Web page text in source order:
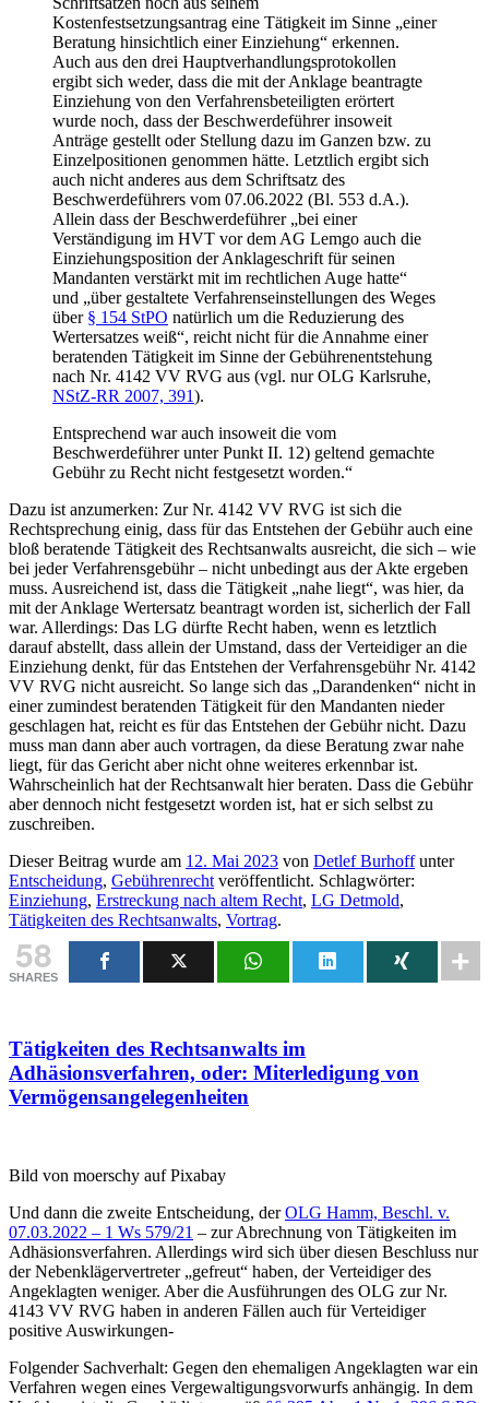
Kostenfestsetzungsantrag eine Tätigkeit im Sinne „einer
Beratung hinsichtlich einer Einziehung“ erkennen.
Auch aus den drei Hauptverhandlungsprotokollen
ergibt sich weder, dass die mit der Anklage beantragte
Einziehung von den Verfahrensbeteiligten erörtert
wurde noch, dass der Beschwerdeführer insoweit
Anträge gestellt oder Stellung dazu im Ganzen bzw. zu
Einzelpositionen genommen hätte. Letztlich ergibt sich
auch nicht anderes aus dem Schriftsatz des
Beschwerdeführers vom 07.06.2022 (Bl. 553 d.A.).
Allein dass der Beschwerdeführer „bei einer
Verständigung im HVT vor dem AG Lemgo auch die
Einziehungsposition der Anklageschrift für seinen
Mandanten verstärkt mit im rechtlichen Auge hatte“
und „über gestaltete Verfahrenseinstellungen des Weges
über § 154 StPO natürlich um die Reduzierung des
Wertersatzes weiß“, reicht nicht für die Annahme einer
beratenden Tätigkeit im Sinne der Gebührenentstehung
nach Nr. 4142 VV RVG aus (vgl. nur OLG Karlsruhe,
NStZ-RR 2007, 391).
Entsprechend war auch insoweit die vom
Beschwerdeführer unter Punkt II. 12) geltend gemachte
Gebühr zu Recht nicht festgesetzt worden.“
Dazu ist anzumerken: Zur Nr. 4142 VV RVG ist sich die
Rechtsprechung einig, dass für das Entstehen der Gebühr auch eine
bloß beratende Tätigkeit des Rechtsanwalts ausreicht, die sich – wie
bei jeder Verfahrensgebühr – nicht unbedingt aus der Akte ergeben
muss. Ausreichend ist, dass die Tätigkeit „nahe liegt“, was hier, da
mit der Anklage Wertersatz beantragt worden ist, sicherlich der Fall
war. Allerdings: Das LG dürfte Recht haben, wenn es letztlich
darauf abstellt, dass allein der Umstand, dass der Verteidiger an die
Einziehung denkt, für das Entstehen der Verfahrensgebühr Nr. 4142
VV RVG nicht ausreicht. So lange sich das „Darandenken“ nicht in
einer zumindest beratenden Tätigkeit für den Mandanten nieder
geschlagen hat, reicht es für das Entstehen der Gebühr nicht. Dazu
muss man dann aber auch vortragen, da diese Beratung zwar nahe
liegt, für das Gericht aber nicht ohne weiteres erkennbar ist.
Wahrscheinlich hat der Rechtsanwalt hier beraten. Dass die Gebühr
aber dennoch nicht festgesetzt worden ist, hat er sich selbst zu
zuschreiben.
Dieser Beitrag wurde am 12. Mai 2023 von Detlef Burhoffunter
Entscheidung, Gebührenrecht veröffentlicht. Schlagwörter:
Einziehung, Erstreckung nach altem Recht, LG Detmold,
Tätigkeiten des Rechtsanwalts, Vortrag.
58
SHARES
Tätigkeiten des Rechtsanwalts im
Adhäsionsverfahren, oder: Miterledigung von
Vermögensangelegenheiten
Bild von moerschy auf Pixabay
Und dann die zweite Entscheidung, derOLG Hamm, Beschl. v.
07.03.2022 – 1 Ws 579/21 – zur Abrechnung von Tätigkeiten im
Adhäsionsverfahren. Allerdings wird sich über diesen Beschluss nur
der Nebenklägervertreter „gefreut“ haben, der Verteidiger des
Angeklagten weniger. Aber die Ausführungen des OLG zur Nr.
4143 VV RVG haben in anderen Fällen auch für Verteidiger
positive Auswirkungen-
Folgender Sachverhalt: Gegen den ehemaligen Angeklagten war ein
Verfahren wegen eines Vergewaltigungsvorwurfs anhängig. In dem